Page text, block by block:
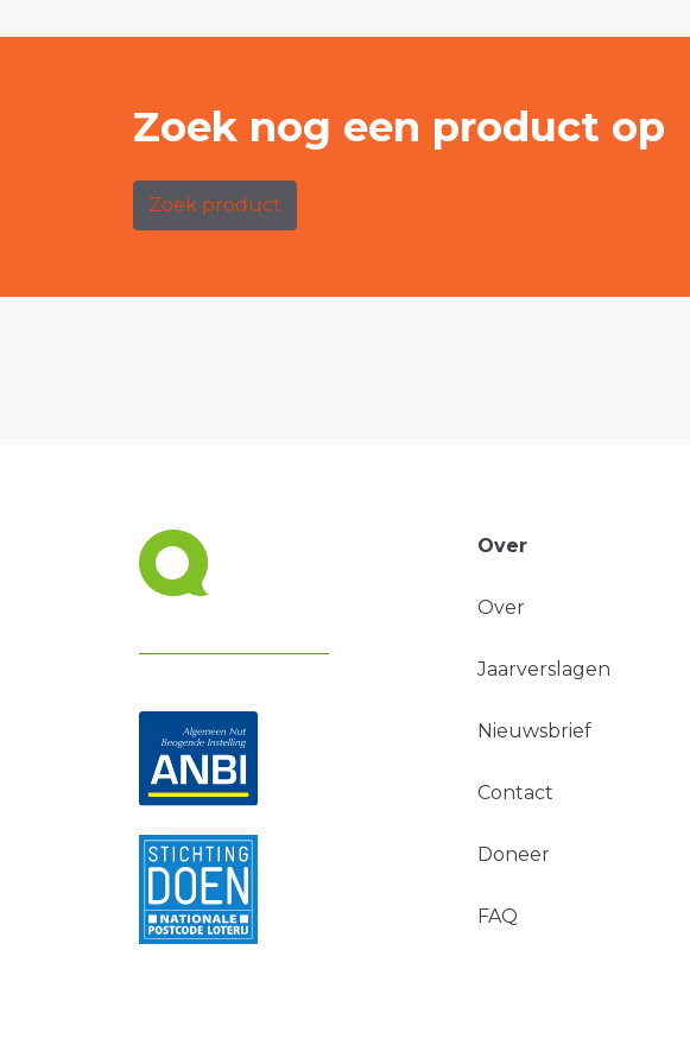
Zoek nog een product op
Zoek product
Over
Over
Jaarverslagen
Nieuwsbrief
Contact
Doneer
FAQ